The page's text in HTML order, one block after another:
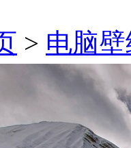
> 电脑